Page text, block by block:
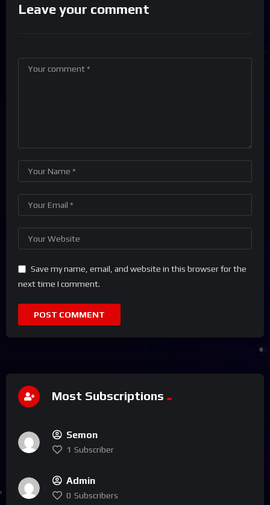
Leave your comment
Save my name, email, and website in this browser for the
next time I comment.
Most Subscriptions
Semon
1 Subscriber
Admin
0 Subscribers